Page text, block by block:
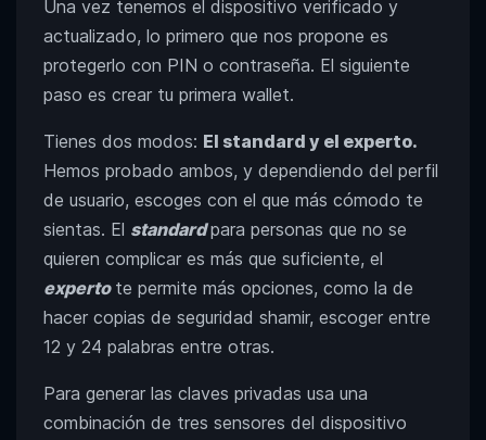
Una vez tenemos el dispositivo verificado y
actualizado, lo primero que nos propone es
protegerlo con PIN o contraseña. El siguiente
paso es crear tu primera wallet.
Tienes dos modos: El standard y el experto.
Hemos probado ambos, y dependiendo del perfil
de usuario, escoges con el que más cómodo te
sientas. El standard para personas que no se
quieren complicar es más que suficiente, el
experto te permite más opciones, como la de
hacer copias de seguridad shamir, escoger entre
12 y 24 palabras entre otras.
Para generar las claves privadas usa una
combinación de tres sensores del dispositivo